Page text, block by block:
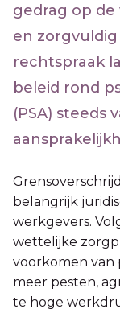
gedrag op
en
rechtspraak
beleid rond
(PSA) steeds
belangrijk
werkgevers.
wettelijke
voorkomen van
meer pesten,
te hoge